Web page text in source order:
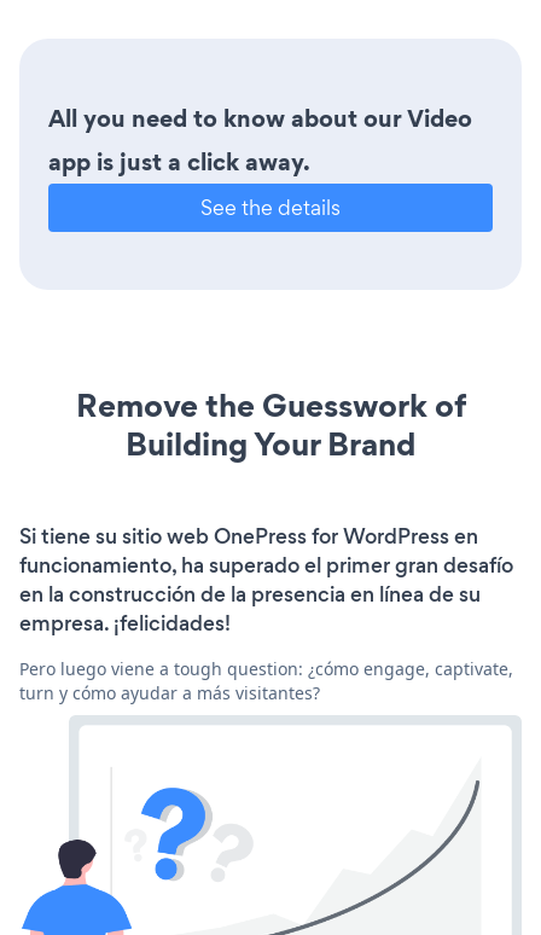
All you need to know about our Video
app is just a click away.
See the details
Remove the Guesswork of
Building Your Brand
Si tiene su sitio web OnePress for WordPress en
funcionamiento, ha superado el primer gran desafío
en la construcción de la presencia en línea de su
empresa. ¡felicidades!
Pero luego viene a tough question: ¿cómo engage, captivate,
turn y cómo ayudar a más visitantes?